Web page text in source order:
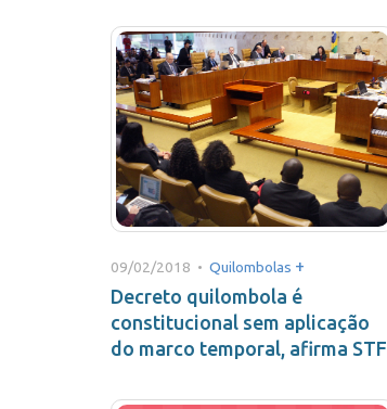
09/02/2018 • Quilombolas +
Decreto quilombola é
constitucional sem aplicação
do marco temporal, afirma STF